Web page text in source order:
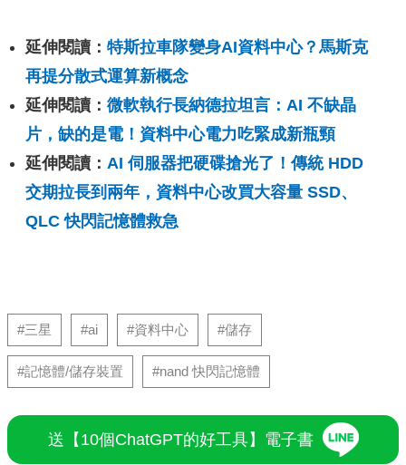
延伸閱讀： 特斯拉車隊變身AI資料中心？馬斯克
再提分散式運算新概念
延伸閱讀： 微軟執行長納德拉坦言：AI 不缺晶
片，缺的是電！資料中心電力吃緊成新瓶頸
延伸閱讀： AI 伺服器把硬碟搶光了！傳統 HDD
交期拉長到兩年，資料中心改買大容量 SSD、
QLC 快閃記憶體救急
#三星 #ai #資料中心 #儲存
#記憶體/儲存裝置 #nand 快閃記憶體
送【10個ChatGPT的好工具】電子書